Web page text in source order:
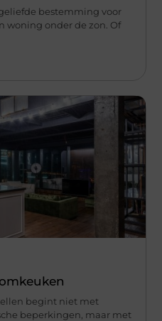
bestemming voor
woning onder de zon. Of
begint niet met
beperkingen, maar met